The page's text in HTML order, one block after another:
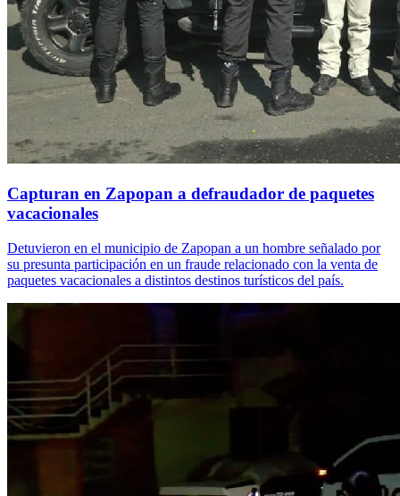
Capturan en Zapopan a defraudador de paquetes
vacacionales
Detuvieron en el municipio de Zapopan a un hombre señalado por
su presunta participación en un fraude relacionado con la venta de
paquetes vacacionales a distintos destinos turísticos del país.